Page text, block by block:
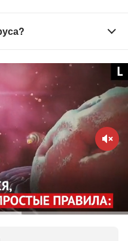
дома без
в
их избегать.
важно соблюдать
кто страдает
Молодым стоит
с родителями,
пожилыми людьми
контакты по